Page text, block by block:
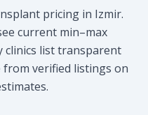
pricing in Izmir.
current min–max
clinics list transparent
from verified listings on